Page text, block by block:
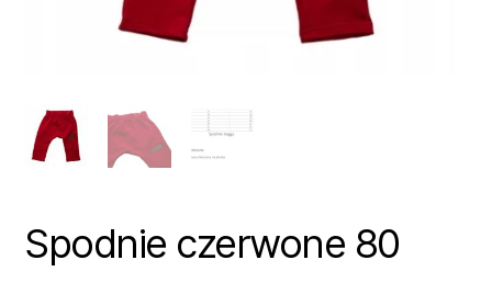
Spodnie czerwone 80